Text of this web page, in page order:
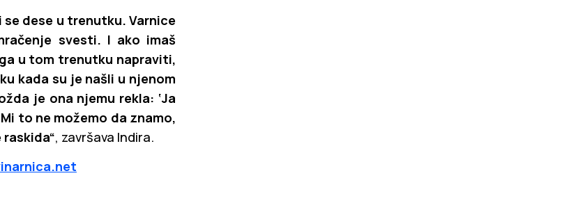
se dese u trenutku. Varnice
svesti. I ako imaš
u tom trenutku napraviti,
kada su je našli u njenom
je ona njemu rekla: ‘Ja
to ne možemo da znamo,
, završava Indira.